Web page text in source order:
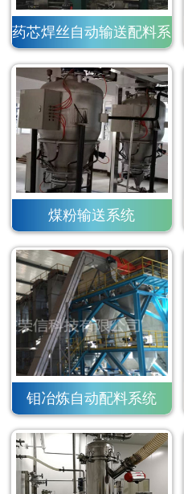
药芯焊丝自动输送配料系
统
煤粉输送系统
钼冶炼自动配料系统